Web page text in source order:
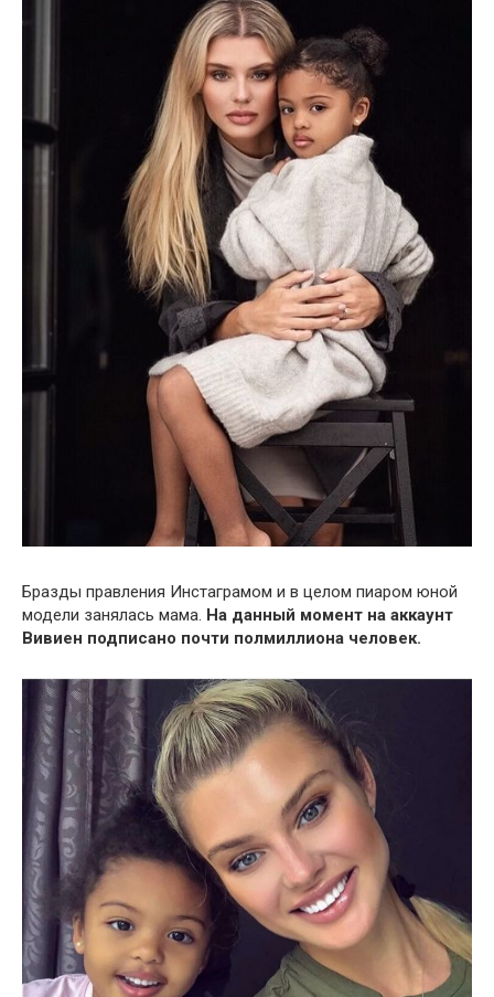
Бразды правления Инстаграмом и в целом пиаром юной
модели занялась мама. На данный момент на аккаунт
Вивиен подписано почти полмиллиона человек.